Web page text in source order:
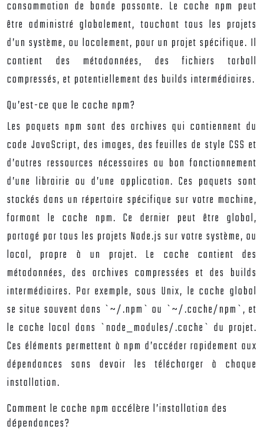
consommation de bande passante. Le cache npm peut
être administré globalement, touchant tous les projets
d’un système, ou localement, pour un projet spécifique. Il
contient des métadonnées, des fichiers tarball
compressés, et potentiellement des builds intermédiaires.
Qu’est-ce que le cache npm?
Les paquets npm sont des archives qui contiennent du
code JavaScript, des images, des feuilles de style CSS et
d’autres ressources nécessaires au bon fonctionnement
d’une librairie ou d’une application. Ces paquets sont
stockés dans un répertoire spécifique sur votre machine,
formant le cache npm. Ce dernier peut être global,
partagé par tous les projets Node.js sur votre système, ou
local, propre à un projet. Le cache contient des
métadonnées, des archives compressées et des builds
intermédiaires. Par exemple, sous Unix, le cache global
se situe souvent dans `~/.npm` ou `~/.cache/npm`, et
le cache local dans `node_modules/.cache` du projet.
Ces éléments permettent à npm d’accéder rapidement aux
dépendances sans devoir les télécharger à chaque
installation.
Comment le cache npm accélère l’installation des
dépendances?